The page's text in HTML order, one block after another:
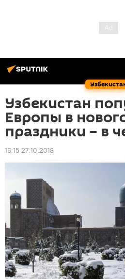
Узбекистан
Европы в
праздники – в
16:15 27.10.2018